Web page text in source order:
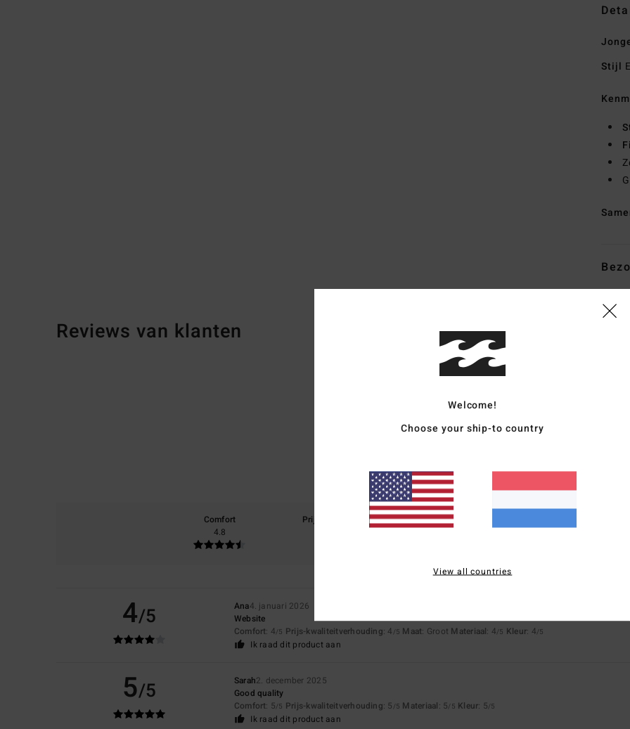
Stijl
Reviews van klanten
4.8/5
gebaseerd op4 geverifieerde beoordelingensinds september 2025
100% van onze klanten bevelen dit product aan
Comfort
4.8
Prijs-kwaliteitverhouding
4/5 Ana4. januari 2026
Website
Comfort: 4/5 Prijs-kwaliteitverhouding: 4 /5 Maat: Groot Materiaal: 4/5 Kleur: 4/5
Ik raad dit product aan
5/5 Sarah2. december 2025
Good quality
Comfort: 5/5 Prijs-kwaliteitverhouding: 5 /5 Materiaal: 5/5 Kleur: 5/5
Ik raad dit product aan
Welcome!
Choose your ship-to country
View all countries